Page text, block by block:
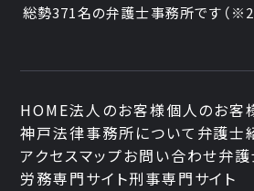
総勢371名の弁護士事務所です （
HOME法人のお客様個人のお客
神戸法律事務所について 弁護士
アクセスマップお問い合わせ弁
労務専門サイト刑事専門サイト